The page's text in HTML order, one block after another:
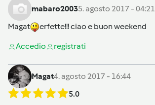
mabaro20035. agosto 2017 - 04:21
Magat
erfette!!! ciao e buon weekend
Accedio registrati
Magat4. agosto 2017 - 16:44
5.0